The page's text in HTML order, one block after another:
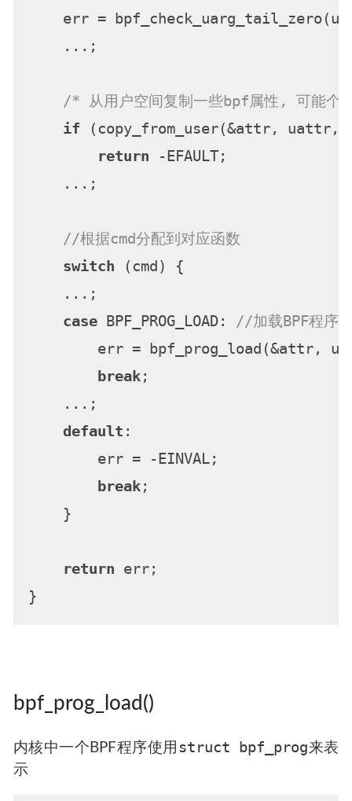
err =
    ...;
/* 从用户空间复制一些bpf属性, 可
if (copy_from_user(&attr,
return -EFAULT;
    ...;
//根据cmd分配到对应函数
switch (cmd) {
    ...;
case BPF_PROG_LOAD: //加载BPF程序
err = bpf_prog_load(&attr,
break;
    ...;
default :
        err = -EINVAL;
break;
    }
return err;
bpf_prog_load()
内核中一个BPF程序使用 struct bpf_prog来表
示